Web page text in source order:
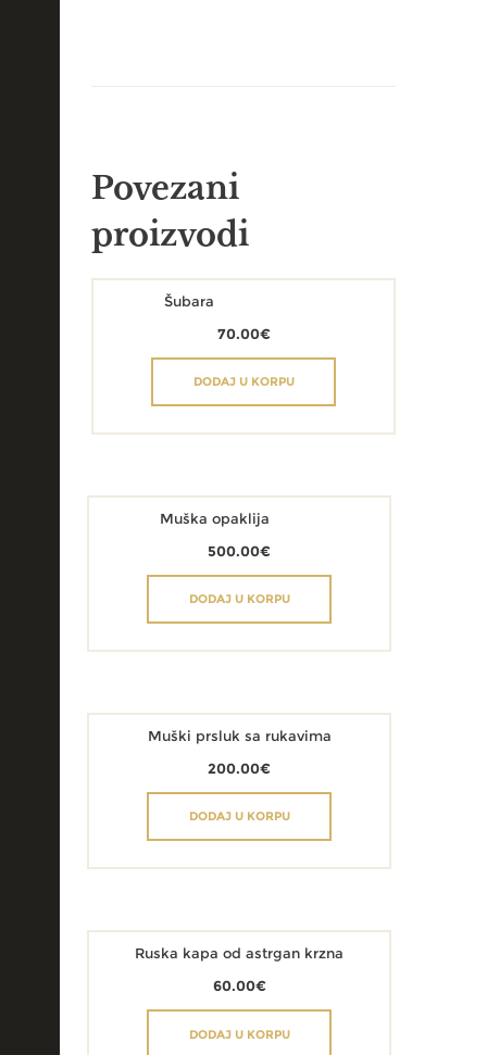
Povezani
proizvodi
Šubara
70.00€
DODAJ U KORPU
Muška opaklija
500.00€
DODAJ U KORPU
Muški prsluk sa rukavima
200.00€
DODAJ U KORPU
Ruska kapa od astrgan krzna
60.00€
DODAJ U KORPU